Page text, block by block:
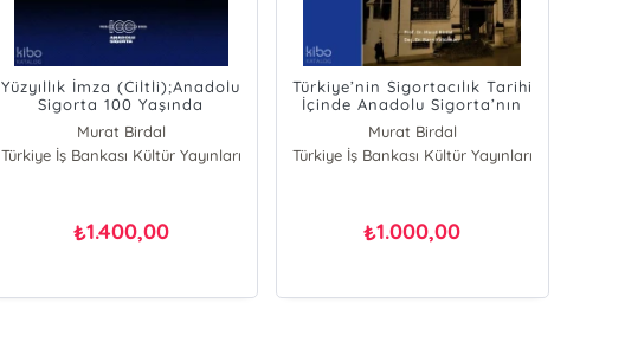
Yüzyıllık İmza (Ciltli);Anadolu
Sigorta 100 Yaşında
Murat Birdal
Barış Kablamacı
Türkiye İş Bankası Kültür Yayınları
₺1.400,00
Türkiye’nin Sigortacılık Tarihi
İçinde Anadolu Sigorta’nın
100 Yılı (Ciltli)
Murat Birdal
Barış Kablamacı
Türkiye İş Bankası Kültür Yayınları
₺1.000,00